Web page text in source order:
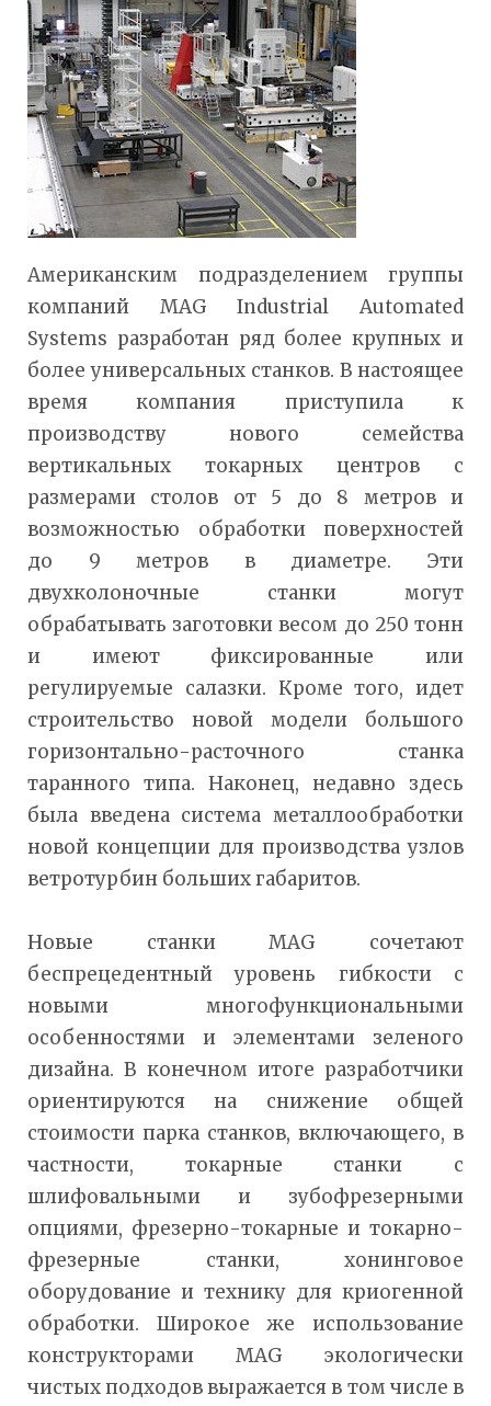
Американским подразделением группы
компаний MAG Industrial Automated
Systems разработан ряд более крупных и
более универсальных станков. В настоящее
время компания приступила к
производству нового семейства
вертикальных токарных центров с
размерами столов от 5 до 8 метров и
возможностью обработки поверхностей
до 9 метров в диаметре. Эти
двухколоночные станки могут
обрабатывать заготовки весом до 250 тонн
и имеют фиксированные или
регулируемые салазки. Кроме того, идет
строительство новой модели большого
горизонтально-расточного станка
таранного типа. Наконец, недавно здесь
была введена система металлообработки
новой концепции для производства узлов
ветротурбин больших габаритов.
Новые станки MAG сочетают
беспрецедентный уровень гибкости с
новыми многофункциональными
особенностями и элементами зеленого
дизайна. В конечном итоге разработчики
ориентируются на снижение общей
стоимости парка станков, включающего, в
частности, токарные станки с
шлифовальными и зубофрезерными
опциями, фрезерно-токарные и токарно-
фрезерные станки, хонинговое
оборудование и технику для криогенной
обработки. Широкое же использование
конструкторами MAG экологически
чистых подходов выражается в том числе в